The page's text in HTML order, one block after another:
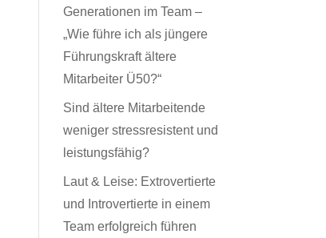
Generationen im Team –
„Wie führe ich als jüngere
Führungskraft ältere
Mitarbeiter Ü50?“
Sind ältere Mitarbeitende
weniger stressresistent und
leistungsfähig?
Laut & Leise: Extrovertierte
und Introvertierte in einem
Team erfolgreich führen